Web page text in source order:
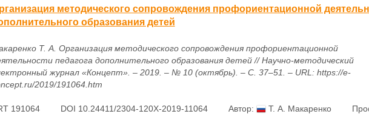
методического сопровождения профориентационной
образования детей
Т. А. Организация методического сопровождения профориентационной
педагога дополнительного образования детей // Научно-методический
журнал «Концепт». – 2019. – № 10 (октябрь). – С. 37–51. – URL: https://e-
2019/191064.htm
191064 DOI 10.24411/2304-120X-2019-11064 Автор: Т. А. Макаренко